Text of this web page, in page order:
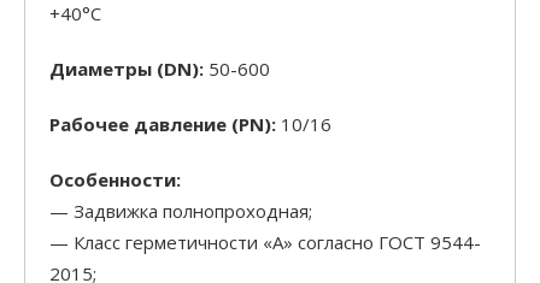
+40°С
Диаметры (DN): 50-600
Рабочее давление (PN): 10/16
Особенности:
— Задвижка полнопроходная;
— Класс герметичности «А» согласно ГОСТ 9544-
2015;